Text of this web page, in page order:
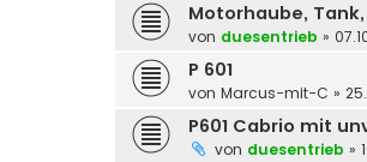
Motorhaube,
von duesentrieb »
P 601
von Marcus-mit-C »
P601 Cabrio mit
von duesentrieb »